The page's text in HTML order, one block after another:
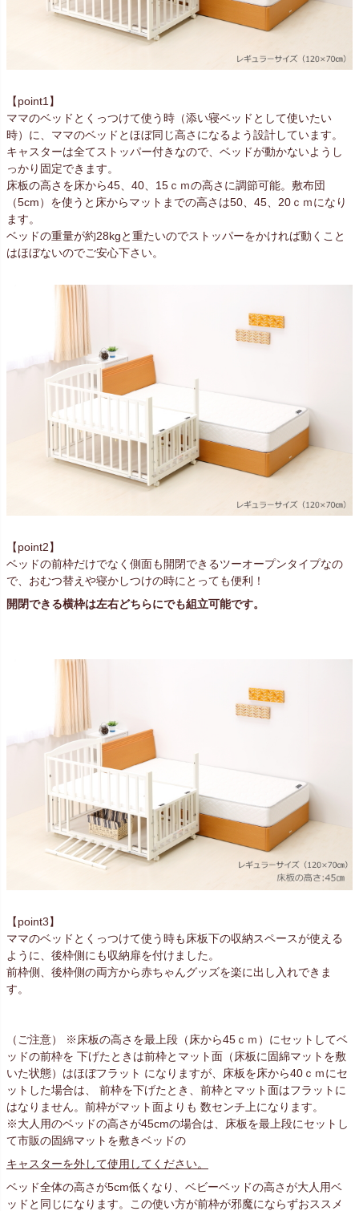
【point1】
ママのベッドとくっつけて使う時（添い寝ベッドとして使いたい
時）に、ママのベッドとほぼ同じ高さになるよう設計しています。
キャスターは全てストッパー付きなので、ベッドが動かないようし
っかり固定できます。
床板の高さを床から45、40、15ｃｍの高さに調節可能。敷布団
（5cm）を使うと床からマットまでの高さは50、45、20ｃｍになり
ます。
ベッドの重量が約28kgと重たいのでストッパーをかければ動くこと
はほぼないのでご安心下さい。
【point2】
ベッドの前枠だけでなく側面も開閉できるツーオープンタイプなの
で、おむつ替えや寝かしつけの時にとっても便利！
開閉できる横枠は左右どちらにでも組立可能です。
【point3】
ママのベッドとくっつけて使う時も床板下の収納スペースが使える
ように、後枠側にも収納扉を付けました。
前枠側、後枠側の両方から赤ちゃんグッズを楽に出し入れできま
す。
（ご注意） ※床板の高さを最上段（床から45ｃｍ）にセットしてベ
ッドの前枠を 下げたときは前枠とマット面（床板に固綿マットを敷
いた状態）はほぼフラット になりますが、床板を床から40ｃｍにセ
ットした場合は、 前枠を下げたとき、前枠とマット面はフラットに
はなりません。前枠がマット面よりも 数センチ上になります。
※大人用のベッドの高さが45cmの場合は、床板を最上段にセットし
て市販の固綿マットを敷きベッドの
キャスターを外して使用してください。
ベッド全体の高さが5cm低くなり、ベビーベッドの高さが大人用ベ
ッドと同じになります。この使い方が前枠が邪魔にならずおススメ